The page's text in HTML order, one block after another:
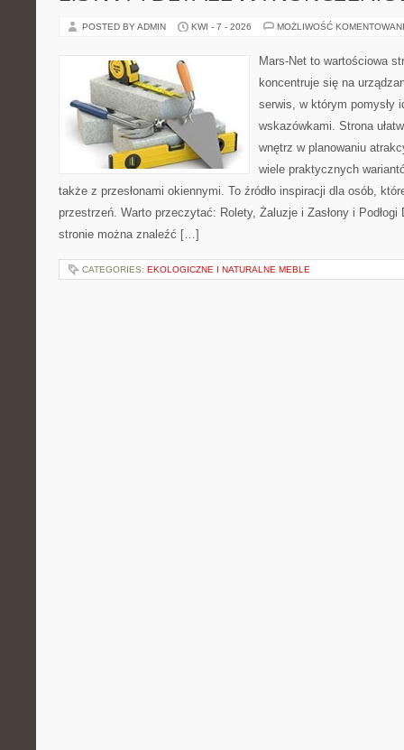
POSTED BY ADMIN KWI - 7 - 2026 MOŻLIWOŚĆ
Mars-Net to wartościowa
koncentruje się na
serwis, w którym pomysły
wskazówkami. Strona
wnętrz w planowaniu
wiele praktycznych
także z przesłonami okiennymi. To źródło inspiracji dla osób,
przestrzeń. Warto przeczytać: Rolety, Żaluzje i Zasłony i Podłogi
stronie można znaleźć […]
CATEGORIES: EKOLOGICZNE I NATURALNE MEBLE